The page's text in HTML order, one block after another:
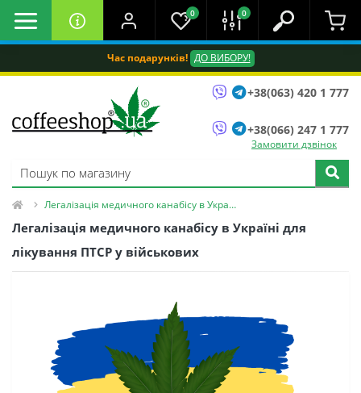
Час подарунків! ДО ВИБОРУ!
0 0
+38(063) 420 1 777
+38(066) 247 1 777
Замовити дзвінок
Легалізація медичного канабісу в Україні для лікування ПТСР у військових
Легалізація медичного канабісу в Україні для
лікування ПТСР у військових